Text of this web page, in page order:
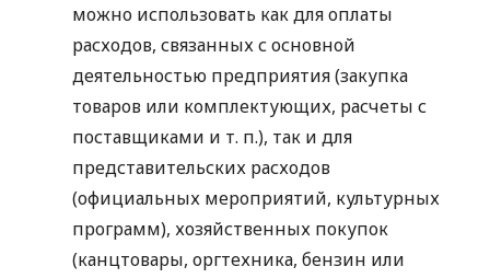
можно использовать как для оплаты
расходов, связанных с основной
деятельностью предприятия (закупка
товаров или комплектующих, расчеты с
поставщиками и т. п.), так и для
представительских расходов
(официальных мероприятий, культурных
программ), хозяйственных покупок
(канцтовары, оргтехника, бензин или